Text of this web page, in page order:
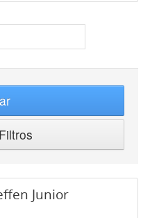
Junior